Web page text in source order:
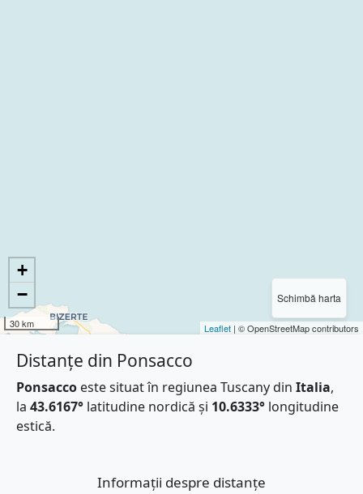
Schimbă harta
+
−
30 km Leaflet | © OpenStreetMap contributors
Distanțe din Ponsacco
Ponsacco este situat în regiunea Tuscany din Italia,
la 43.6167° latitudine nordică și 10.6333° longitudine
estică.
Informații despre distanțe